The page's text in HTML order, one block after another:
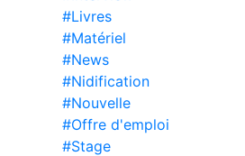
#Livres
#Matériel
#News
#Nidification
#Nouvelle
#Offre d'emploi
#Stage